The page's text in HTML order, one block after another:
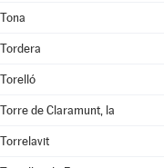
Tona
Tordera
Torelló
Torre de Claramunt, la
Torrelavit